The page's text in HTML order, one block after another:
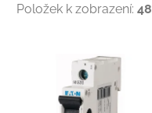
Položek k zobrazení: 48